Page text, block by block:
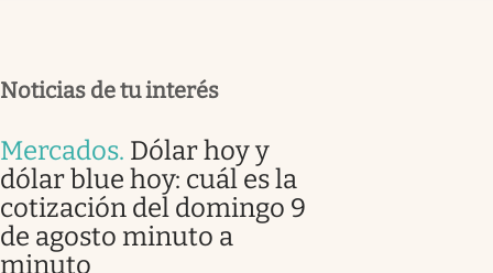
Noticias de tu interés
Mercados. Dólar hoy y
dólar blue hoy: cuál es la
cotización del domingo 9
de agosto minuto a
minuto